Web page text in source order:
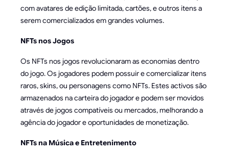
com avatares de edição limitada, cartões, e outros itens a
serem comercializados em grandes volumes.
NFTs nos Jogos
Os NFTs nos jogos revolucionaram as economias dentro
do jogo. Os jogadores podem possuir e comercializar itens
raros, skins, ou personagens como NFTs. Estes activos são
armazenados na carteira do jogador e podem ser movidos
através de jogos compatíveis ou mercados, melhorando a
agência do jogador e oportunidades de monetização.
NFTs na Música e Entretenimento